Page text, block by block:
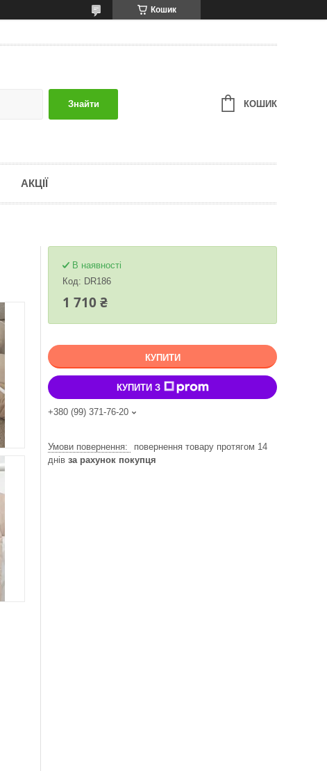
Кошик
Знайти КОШИК
АКЦІЇ
В наявності
Код: DR186
1 710 ₴
КУПИТИ
КУПИТИ З
+380 (99) 371-76-20
повернення товару протягом 14
днів за рахунок покупця